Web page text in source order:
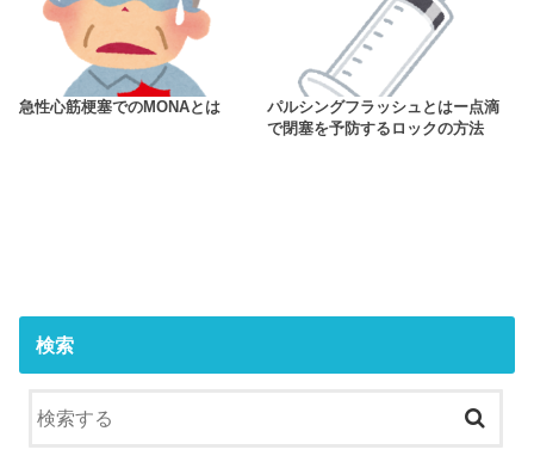
急性心筋梗塞でのMONAとは
パルシングフラッシュとはー点滴
で閉塞を予防するロックの方法
検索